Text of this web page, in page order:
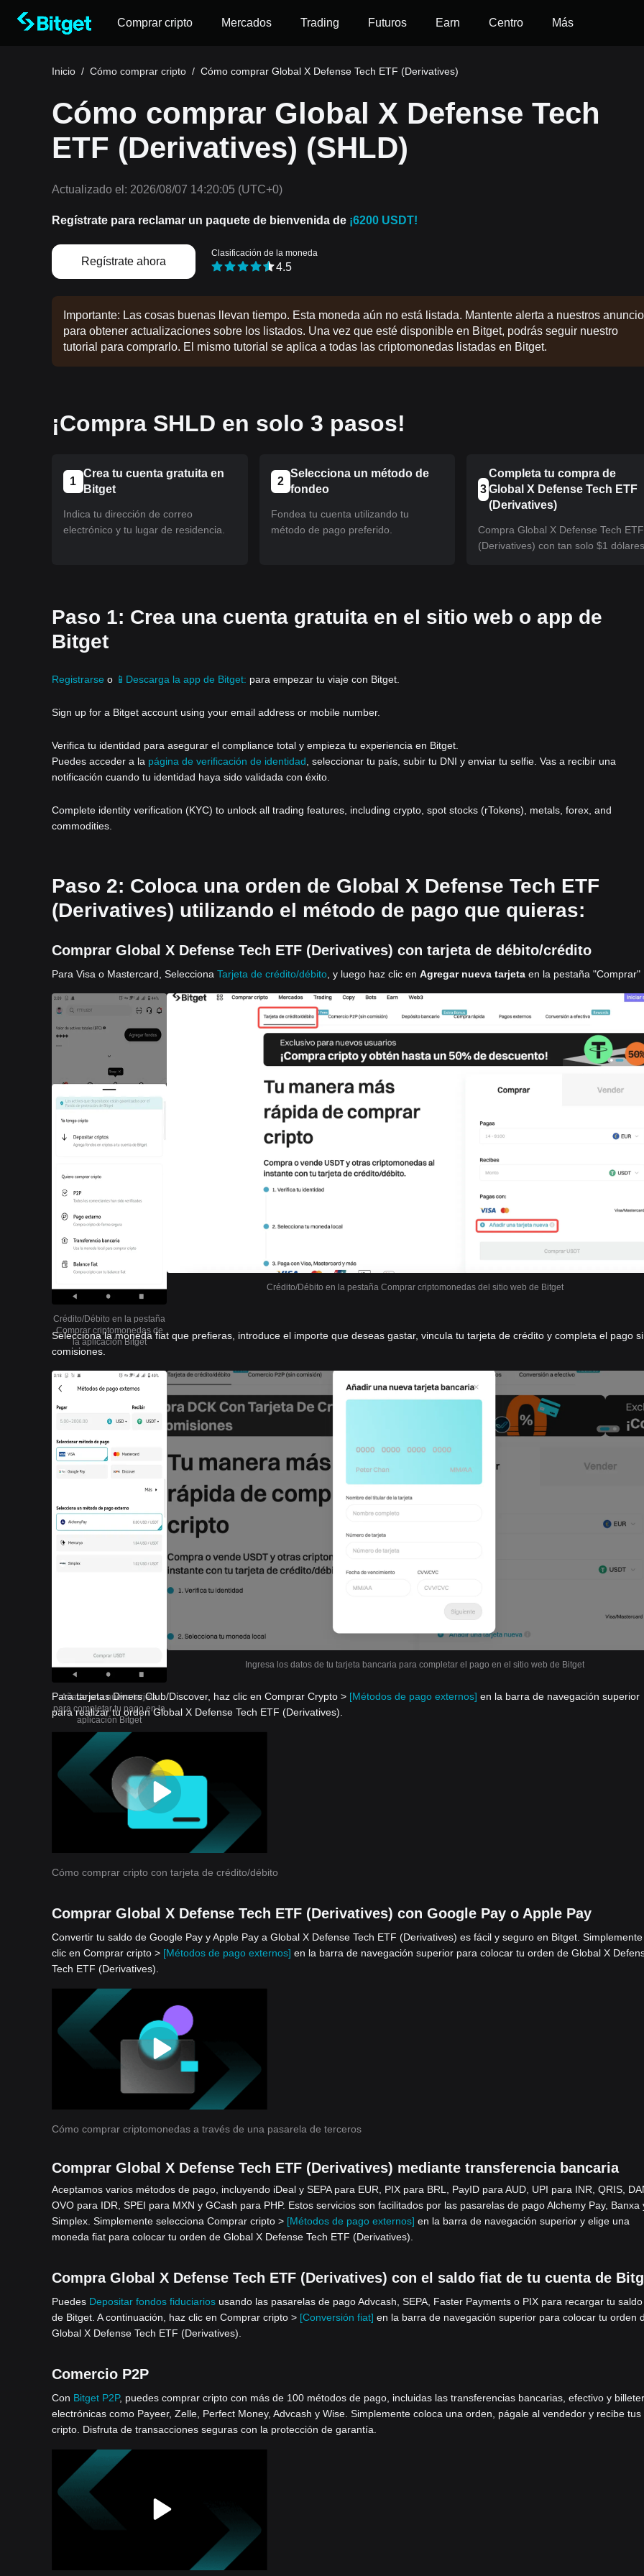
Comprar cripto Mercados Trading Futuros Earn Centro Más
Inicio / Cómo comprar cripto / Cómo comprar Global X Defense Tech ETF (Derivatives)
Cómo comprar Global X Defense Tech
ETF (Derivatives) (SHLD)
Actualizado el: 2026/08/07 14:20:05 (UTC+0)
Regístrate para reclamar un paquete de bienvenida de ¡6200 USDT!
Regístrate ahora
Clasificación de la moneda
4.5
Importante: Las cosas buenas llevan tiempo. Esta moneda aún no está listada. Mantente alerta a nuestros
para obtener actualizaciones sobre los listados. Una vez que esté disponible en Bitget, podrás seguir nuestro
tutorial para comprarlo. El mismo tutorial se aplica a todas las criptomonedas listadas en Bitget.
¡Compra SHLD en solo 3 pasos!
1
Crea tu cuenta gratuita en
Bitget
Indica tu dirección de correo
electrónico y tu lugar de residencia.
2
Selecciona un método de
fondeo
Fondea tu cuenta utilizando tu
método de pago preferido.
3
Completa tu compra de
Global X Defense Tech ETF
(Derivatives)
Compra Global X Defense Tech ETF
(Derivatives) con tan solo $1
Paso 1: Crea una cuenta gratuita en el sitio web o app de
Bitget
Registrarse o 📱Descarga la app de Bitget: para empezar tu viaje con Bitget.
Sign up for a Bitget account using your email address or mobile number.
Verifica tu identidad para asegurar el compliance total y empieza tu experiencia en Bitget.
Puedes acceder a la página de verificación de identidad , seleccionar tu país, subir tu DNI y enviar tu selfie. Vas a recibir una
notificación cuando tu identidad haya sido validada con éxito.
Complete identity verification (KYC) to unlock all trading features, including crypto, spot stocks (rTokens), metals, forex, and
commodities.
Paso 2: Coloca una orden de Global X Defense Tech ETF
(Derivatives) utilizando el método de pago que quieras:
Comprar Global X Defense Tech ETF (Derivatives) con tarjeta de débito/crédito
Para Visa o Mastercard, Selecciona Tarjeta de crédito/débito , y luego haz clic en Agregar nueva tarjeta en la pestaña "Comprar"
Crédito/Débito en la pestaña
Comprar criptomonedas de
la aplicación Bitget
Crédito/Débito en la pestaña Comprar criptomonedas del sitio web de Bitget
Selecciona la moneda fiat que prefieras, introduce el importe que deseas gastar, vincula tu tarjeta de crédito y completa el pago
comisiones.
Añade una nueva tarjeta
para completar tu pago en la
aplicación Bitget
Ingresa los datos de tu tarjeta bancaria para completar el pago en el sitio web de Bitget
Para tarjetas Diners Club/Discover, haz clic en Comprar Crypto > [Métodos de pago externos] en la barra de navegación superior
para realizar tu orden Global X Defense Tech ETF (Derivatives).
Cómo comprar cripto con tarjeta de crédito/débito
Comprar Global X Defense Tech ETF (Derivatives) con Google Pay o Apple Pay
Convertir tu saldo de Google Pay y Apple Pay a Global X Defense Tech ETF (Derivatives) es fácil y seguro en Bitget.
clic en Comprar cripto > [Métodos de pago externos] en la barra de navegación superior para colocar tu orden de Global X
Tech ETF (Derivatives).
Cómo comprar criptomonedas a través de una pasarela de terceros
Comprar Global X Defense Tech ETF (Derivatives) mediante transferencia bancaria
Aceptamos varios métodos de pago, incluyendo iDeal y SEPA para EUR, PIX para BRL, PayID para AUD, UPI para INR, QRIS,
OVO para IDR, SPEI para MXN y GCash para PHP. Estos servicios son facilitados por las pasarelas de pago Alchemy Pay, Banxa
Simplex. Simplemente selecciona Comprar cripto > [Métodos de pago externos] en la barra de navegación superior y elige una
moneda fiat para colocar tu orden de Global X Defense Tech ETF (Derivatives).
Compra Global X Defense Tech ETF (Derivatives) con el saldo fiat de tu cuenta de
Puedes Depositar fondos fiduciarios usando las pasarelas de pago Advcash, SEPA, Faster Payments o PIX para recargar tu
de Bitget. A continuación, haz clic en Comprar cripto > [Conversión fiat] en la barra de navegación superior para colocar tu orden
Global X Defense Tech ETF (Derivatives).
Comercio P2P
Con Bitget P2P, puedes comprar cripto con más de 100 métodos de pago, incluidas las transferencias bancarias, efectivo y
electrónicas como Payeer, Zelle, Perfect Money, Advcash y Wise. Simplemente coloca una orden, págale al vendedor y recibe tus
cripto. Disfruta de transacciones seguras con la protección de garantía.